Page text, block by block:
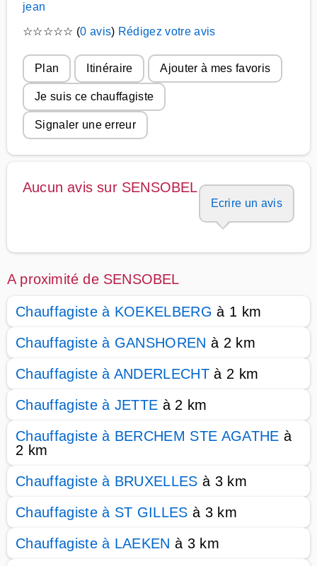
jean
☆☆☆☆☆ (0 avis) Rédigez votre avis
Plan Itinéraire Ajouter à mes favoris
Je suis ce chauffagiste
Signaler une erreur
Aucun avis sur SENSOBEL
Ecrire un avis
A proximité de SENSOBEL
Chauffagiste à KOEKELBERG à 1 km
Chauffagiste à GANSHOREN à 2 km
Chauffagiste à ANDERLECHT à 2 km
Chauffagiste à JETTE à 2 km
Chauffagiste à BERCHEM STE AGATHE à
2 km
Chauffagiste à BRUXELLES à 3 km
Chauffagiste à ST GILLES à 3 km
Chauffagiste à LAEKEN à 3 km